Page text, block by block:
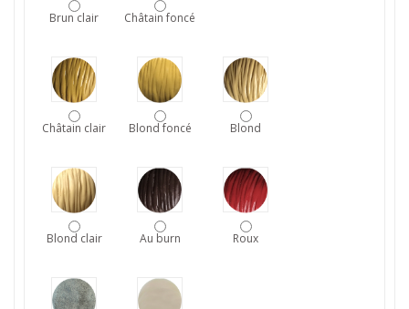
Brun clair Châtain foncé
Châtain clair Blond foncé Blond
Blond clair Au burn Roux